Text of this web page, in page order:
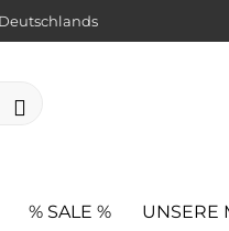
% SALE % UNSERE